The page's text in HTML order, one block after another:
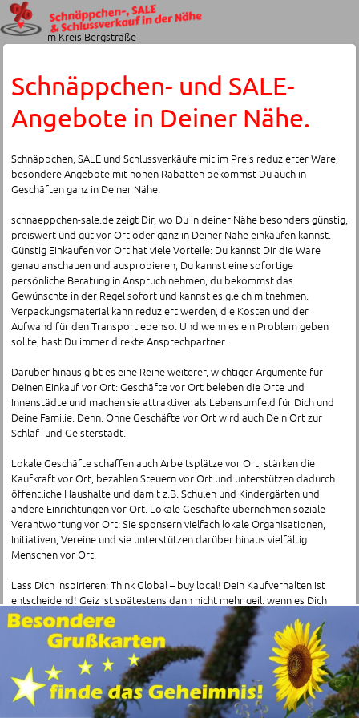
im Kreis Bergstraße
Schnäppchen- und SALE-
Angebote in Deiner Nähe.
Schnäppchen, SALE und Schlussverkäufe mit im Preis reduzierter Ware,
besondere Angebote mit hohen Rabatten bekommst Du auch in
Geschäften ganz in Deiner Nähe.
schnaeppchen-sale.de zeigt Dir, wo Du in deiner Nähe besonders günstig,
preiswert und gut vor Ort oder ganz in Deiner Nähe einkaufen kannst.
Günstig Einkaufen vor Ort hat viele Vorteile: Du kannst Dir die Ware
genau anschauen und ausprobieren, Du kannst eine sofortige
persönliche Beratung in Anspruch nehmen, du bekommst das
Gewünschte in der Regel sofort und kannst es gleich mitnehmen.
Verpackungsmaterial kann reduziert werden, die Kosten und der
Aufwand für den Transport ebenso. Und wenn es ein Problem geben
sollte, hast Du immer direkte Ansprechpartner.
Darüber hinaus gibt es eine Reihe weiterer, wichtiger Argumente für
Deinen Einkauf vor Ort: Geschäfte vor Ort beleben die Orte und
Innenstädte und machen sie attraktiver als Lebensumfeld für Dich und
Deine Familie. Denn: Ohne Geschäfte vor Ort wird auch Dein Ort zur
Schlaf- und Geisterstadt.
Lokale Geschäfte schaffen auch Arbeitsplätze vor Ort, stärken die
Kaufkraft vor Ort, bezahlen Steuern vor Ort und unterstützen dadurch
öffentliche Haushalte und damit z.B. Schulen und Kindergärten und
andere Einrichtungen vor Ort. Lokale Geschäfte übernehmen soziale
Verantwortung vor Ort: Sie sponsern vielfach lokale Organisationen,
Initiativen, Vereine und sie unterstützen darüber hinaus vielfältig
Menschen vor Ort.
Lass Dich inspirieren: Think Global – buy local! Dein Kaufverhalten ist
entscheidend! Geiz ist spätestens dann nicht mehr geil, wenn es Dich
selbst betrifft – und irgendwann betrifft es Dich!
Finde hier die Schnäppchen und preisreduzierte SALE-Angebote mit
attraktiven Rabatten in Geschäften ganz in Deiner Nähe!
Adressen von Schnäppchen im Kreis